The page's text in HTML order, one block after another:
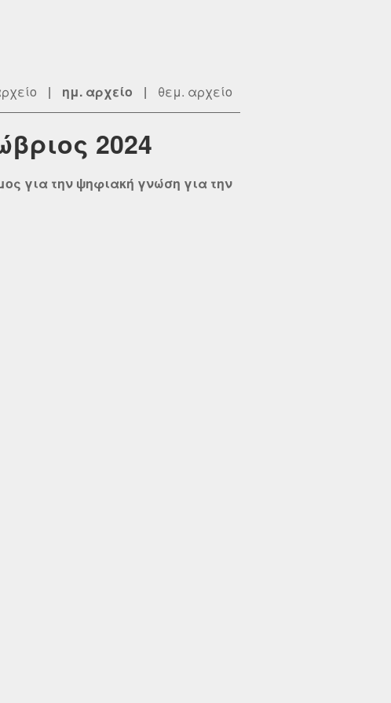
| ημ. αρχείο | θεμ. αρχείο
2024
για την ψηφιακή γνώση για την